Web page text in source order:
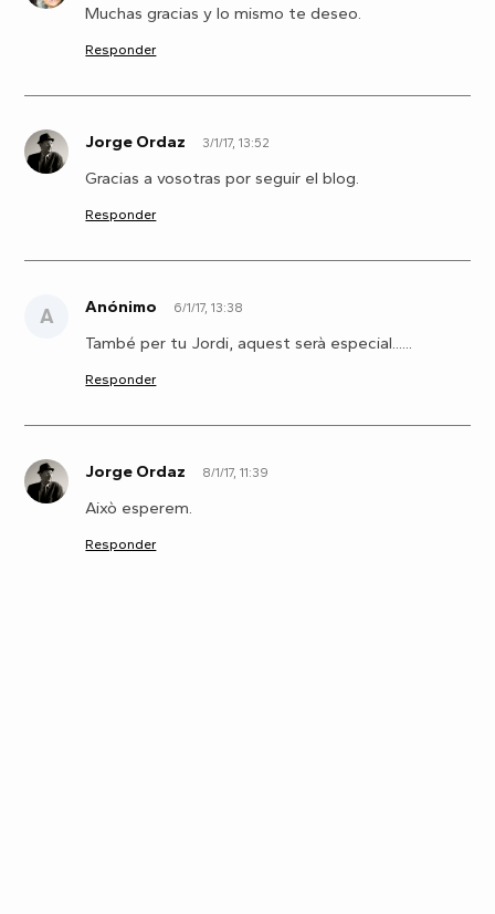
Muchas gracias y lo mismo te deseo.
Responder
J Jorge Ordaz 3/1/17, 13:52
Gracias a vosotras por seguir el blog.
Responder
A Anónimo 6/1/17, 13:38
També per tu Jordi, aquest serà especial......
Responder
J Jorge Ordaz 8/1/17, 11:39
Això esperem.
Responder